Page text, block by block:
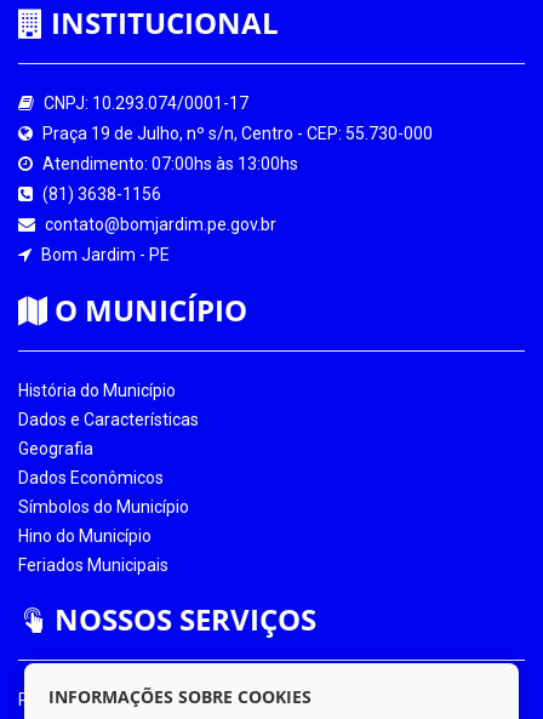
INSTITUCIONAL
CNPJ: 10.293.074/0001-17
Praça 19 de Julho, nº s/n, Centro - CEP: 55.730-000
Atendimento: 07:00hs às 13:00hs
(81) 3638-1156
contato@bomjardim.pe.gov.br
Bom Jardim - PE
O MUNICÍPIO
História do Município
Dados e Características
Geografia
Dados Econômicos
Símbolos do Município
Hino do Município
Feriados Municipais
NOSSOS SERVIÇOS
Portal da Transparência
INFORMAÇÕES SOBRE COOKIES